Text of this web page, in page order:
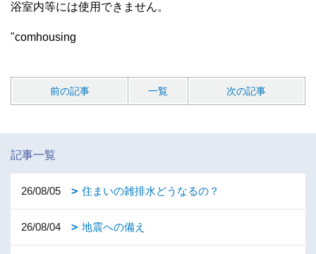
浴室内等には使用できません。
"comhousing
前の記事 一覧 次の記事
記事一覧
26/08/05 住まいの雑排水どうなるの？
26/08/04 地震への備え